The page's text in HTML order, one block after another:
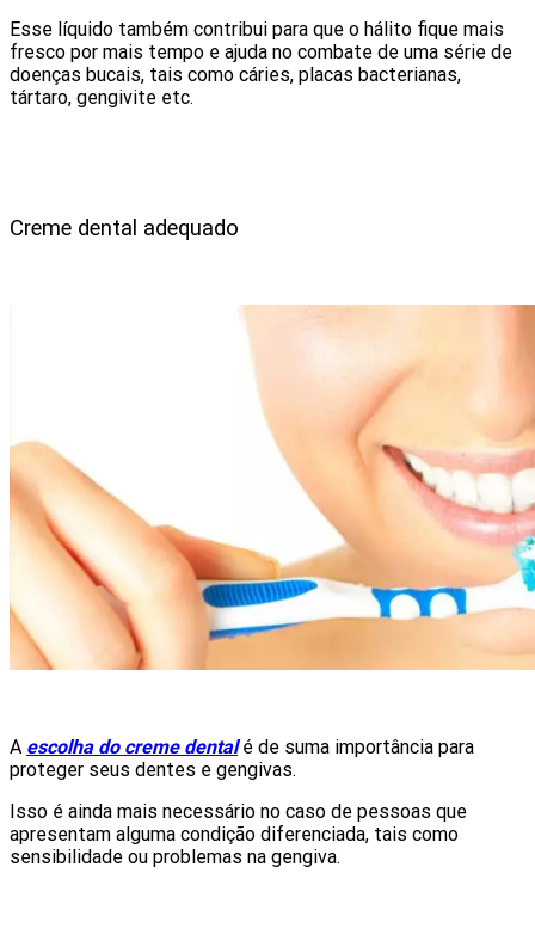
Esse líquido também contribui para que o hálito fique mais
fresco por mais tempo e ajuda no combate de uma série de
doenças bucais, tais como cáries, placas bacterianas,
tártaro, gengivite etc.
Creme dental adequado
A escolha do creme dental é de suma importância para
proteger seus dentes e gengivas.
Isso é ainda mais necessário no caso de pessoas que
apresentam alguma condição diferenciada, tais como
sensibilidade ou problemas na gengiva.